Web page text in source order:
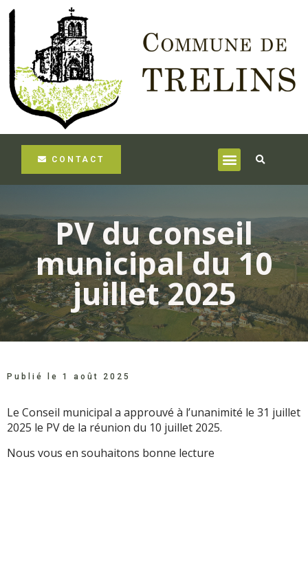
CONTACT
PV du conseil
municipal du 10
juillet 2025
Publié le 1 août 2025
Le Conseil municipal a approuvé à l’unanimité le 31 juillet
2025 le PV de la réunion du 10 juillet 2025.
Nous vous en souhaitons bonne lecture